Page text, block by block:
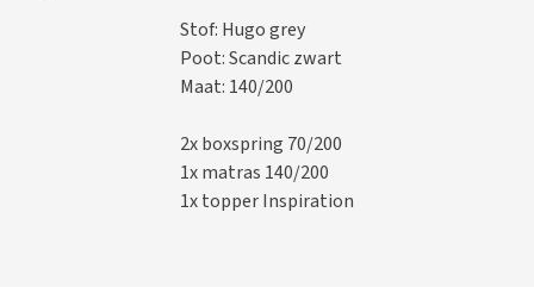
Stof: Hugo grey
Poot: Scandic zwart
Maat: 140/200
2x boxspring 70/200
1x matras 140/200
1x topper Inspiration